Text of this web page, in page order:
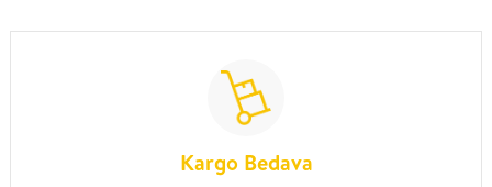
Kargo Bedava